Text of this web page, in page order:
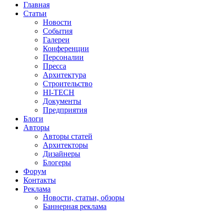
Главная
Статьи
Новости
События
Галереи
Конференции
Персоналии
Пресса
Архитектура
Строительство
HI-TECH
Документы
Предприятия
Блоги
Авторы
Авторы статей
Архитекторы
Дизайнеры
Блогеры
Форум
Контакты
Реклама
Новости, статьи, обзоры
Баннерная реклама